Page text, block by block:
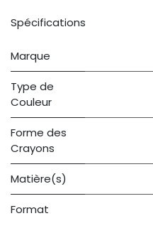
Spécifications
Marque
Type de
Couleur
Forme des
Crayons
Matière(s)
Format